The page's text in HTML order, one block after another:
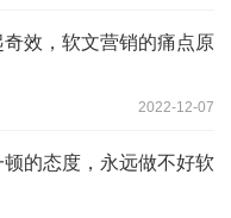
效，软文营销的痛点原
2022-12-07
的态度，永远做不好软